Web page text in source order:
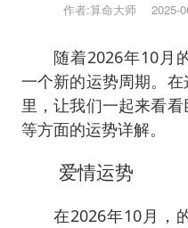
作者:算命大师 2025-
随着2026年10月
一个新的运势周期。
里，让我们一起来看
等方面的运势详解。
爱情运势
在2026年10月，